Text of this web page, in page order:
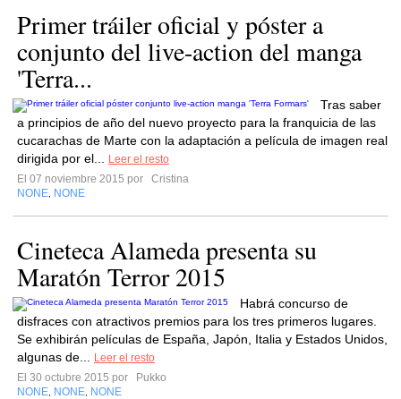
Primer tráiler oficial y póster a
conjunto del live-action del manga
'Terra...
Tras saber
a principios de año del nuevo proyecto para la franquicia de las
cucarachas de Marte con la adaptación a película de imagen real
dirigida por el...
Leer el resto
El 07 noviembre 2015 por
Cristina
NONE NONE
Cineteca Alameda presenta su
Maratón Terror 2015
Habrá concurso de
disfraces con atractivos premios para los tres primeros lugares.
Se exhibirán películas de España, Japón, Italia y Estados Unidos,
algunas de...
Leer el resto
El 30 octubre 2015 por
Pukko
NONE NONE NONE